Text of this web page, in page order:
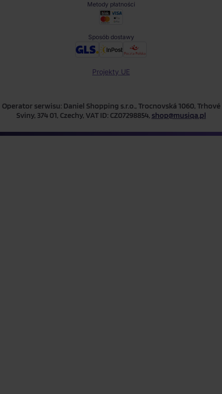
Metody płatności
Sposób dostawy
Projekty UE
Operator serwisu: Daniel Shopping s.r.o., Trocnovská 1060, Trhové
Sviny, 374 01, Czechy, VAT ID: CZ07298854, shop@musiqa.pl